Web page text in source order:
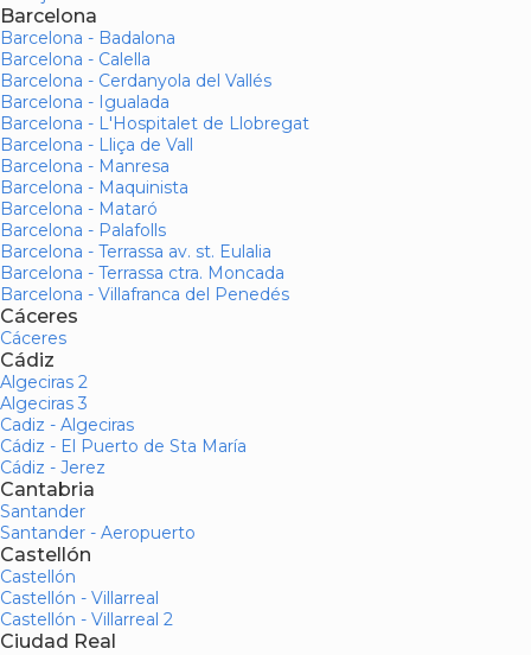
Barcelona
Barcelona - Badalona
Barcelona - Calella
Barcelona - Cerdanyola del Vallés
Barcelona - Igualada
Barcelona - L'Hospitalet de Llobregat
Barcelona - Lliça de Vall
Barcelona - Manresa
Barcelona - Maquinista
Barcelona - Mataró
Barcelona - Palafolls
Barcelona - Terrassa av. st. Eulalia
Barcelona - Terrassa ctra. Moncada
Barcelona - Villafranca del Penedés
Cáceres
Cáceres
Cádiz
Algeciras 2
Algeciras 3
Cadiz - Algeciras
Cádiz - El Puerto de Sta María
Cádiz - Jerez
Cantabria
Santander
Santander - Aeropuerto
Castellón
Castellón
Castellón - Villarreal
Castellón - Villarreal 2
Ciudad Real